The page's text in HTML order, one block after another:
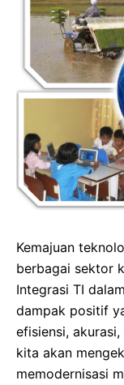
Kemajuan
berbagai sektor
Integrasi TI
dampak positif
efisiensi,
kita akan
memodernisasi